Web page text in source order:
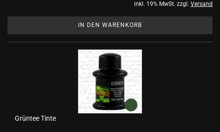
inkl. 19% MwSt. zzgl. Versand
IN DEN WARENKORB
Grüntee Tinte